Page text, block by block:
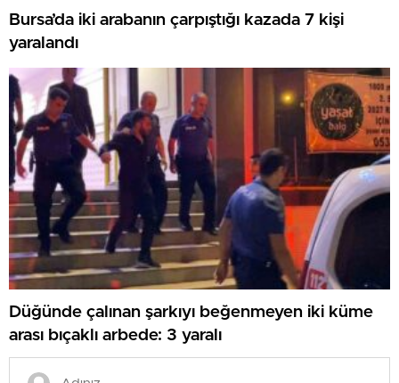
Bursa’da iki arabanın çarpıştığı kazada 7 kişi
yaralandı
Düğünde çalınan şarkıyı beğenmeyen iki küme
arası bıçaklı arbede: 3 yaralı